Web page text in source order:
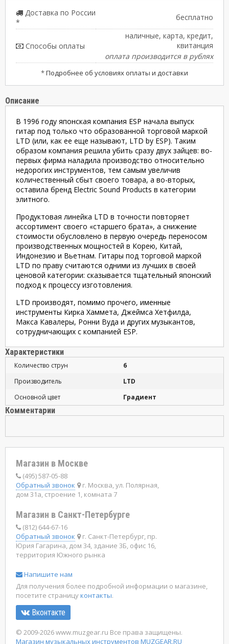
Доставка по России
*
бесплатно
Способы оплаты
наличные, карта, кредит,
квитанция
оплата производится в рублях
*Подробнее об условиях оплаты и доставки
Описание
В 1996 году японская компания ESP начала выпуск
гитар под только что образованной торговой маркой
LTD (или, как ее еще называют, LTD by ESP). Таким
образом компания решила убить сразу двух зайцев: во-
первых фирма наладила производство относительно
недорогих инструментов, тем самым увеличив
количественный сбыт своего товара, а во-вторых,
оставила бренд Electric Sound Products в категории
элитного.
Продуктовая линейка LTD в точности повторяет
ассортимент своего «старшего брата», а снижение
стоимости обусловлено в первую очередь переносом
производственных мощностей в Корею, Китай,
Индонезию и Вьетнам. Гитары под торговой маркой
LTD по праву считаются одними из лучших в своей
ценовой категории: сказывается тщательный японский
подход к процессу изготовления.
LTD производят, помимо прочего, именные
инструменты Кирка Хаммета, Джеймса Хетфилда,
Макса Кавалеры, Ронни Вуда и других музыкантов,
сотрудничающих с компанией ESP.
Характеристики
Количество струн
6
Производитель
LTD
Основной цвет
Градиент
Комментарии
Магазин в Москве
(495) 587-05-88
Обратный звонок
г. Москва, ул. Полярная,
дом 31а, строение 1, комната 7
Магазин в Санкт-Петербурге
(812) 644-67-16
Обратный звонок
г. Санкт-Петербург, пр.
Юрия Гагарина, дом 34, здание 3Б, офис 16,
территория Южного рынка
Напишите нам
Для получения более подробной информации о магазине,
посетите страницуконтакты.
Вконтакте
© 2009-2026 www.muzgear.ru Все права защищены.
Магазин музыкальных инструментов MUZGEAR.RU